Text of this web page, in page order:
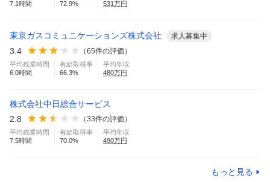
7.1時間
72.9%
531万円
東京ガスコミュニケーションズ株式会社 求人募集中
3.4 （65件の評価）
平均残業時間
6.0時間
有給取得率
66.3%
平均年収
480万円
株式会社中日総合サービス
2.8
（33件の評価）
平均残業時間
7.5時間
有給取得率
70.0%
平均年収
490万円
もっと見る